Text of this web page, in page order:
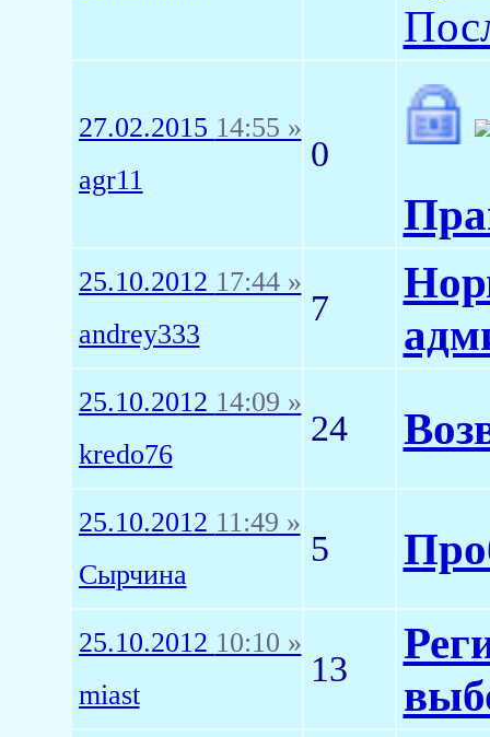
27.02.2015 14:55 »
agr11
0
25.10.2012 17:44 »
andrey333
7
25.10.2012 14:09 »
kredo76
24
25.10.2012 11:49 »
Сырчина
5
25.10.2012 10:10 »
miast
13